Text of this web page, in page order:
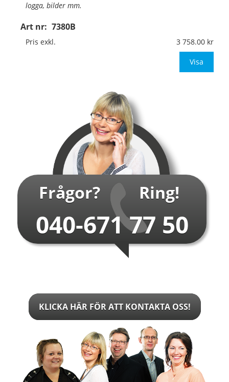
Art nr: 7380B
logga, bilder mm.
Material:Kantvikt aluminium, 2mm (stolpmontage)
Mått:1095x765mm (eller annat mått upp till 0,84m²)
Pris exkl. 3 758.00
Visa
Frågor? Ring!
040-671 77 50
KLICKA HÄR FÖR ATT KONTAKTA OSS!